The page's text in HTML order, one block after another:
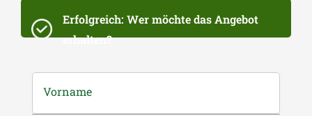
Erfolgreich: Wer möchte das Angebot
erhalten?
Vorname